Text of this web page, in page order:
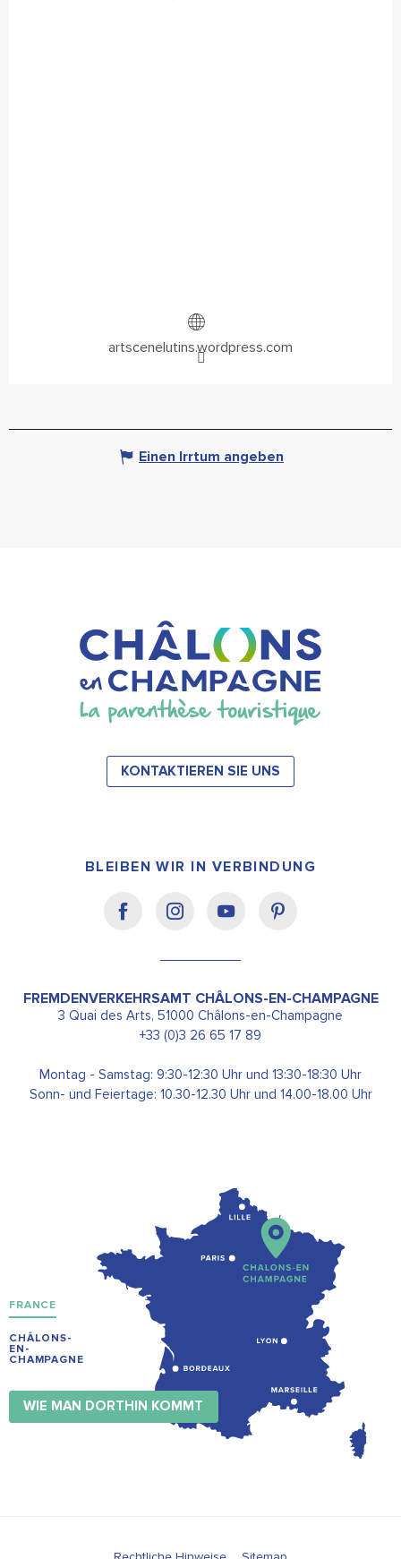
artscenelutins.wordpress.com
Einen Irrtum angeben
KONTAKTIEREN SIE UNS
BLEIBEN WIR IN VERBINDUNG
FREMDENVERKEHRSAMT CHÂLONS-EN-CHAMPAGNE
3 Quai des Arts, 51000 Châlons-en-Champagne
+33 (0)3 26 65 17 89
Montag - Samstag: 9:30-12:30 Uhr und 13:30-18:30 Uhr
Sonn- und Feiertage: 10.30-12.30 Uhr und 14.00-18.00 Uhr
FRANCE
CHÂLONS-
EN-
CHAMPAGNE
WIE MAN DORTHIN KOMMT